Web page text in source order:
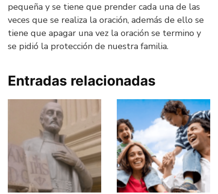
pequeña y se tiene que prender cada una de las
veces que se realiza la oración, además de ello se
tiene que apagar una vez la oración se termino y
se pidió la protección de nuestra familia.
Entradas relacionadas